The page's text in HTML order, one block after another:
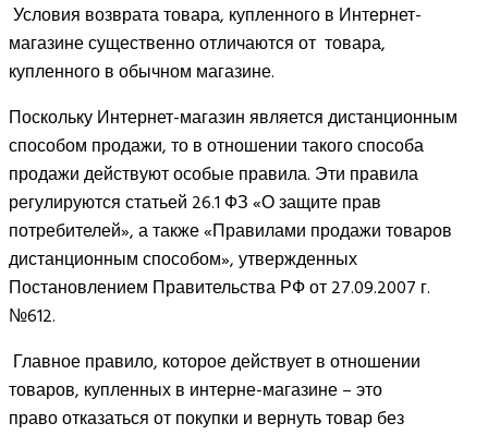
Условия возврата товара, купленного в Интернет-
магазине существенно отличаются от товара,
купленного в обычном магазине.
Поскольку Интернет-магазин является дистанционным
способом продажи, то в отношении такого способа
продажи действуют особые правила. Эти правила
регулируются статьей 26.1 ФЗ «О защите прав
потребителей», а также «Правилами продажи товаров
дистанционным способом», утвержденных
Постановлением Правительства РФ от 27.09.2007 г.
№612.
Главное правило, которое действует в отношении
товаров, купленных в интерне-магазине – это
право отказаться от покупки и вернуть товар без